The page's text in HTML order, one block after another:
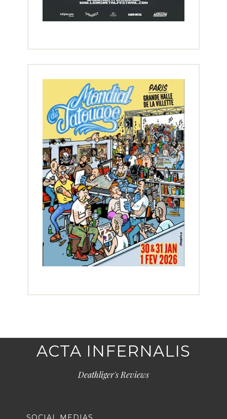
ACTA INFERNALIS
Deathliger's Reviews